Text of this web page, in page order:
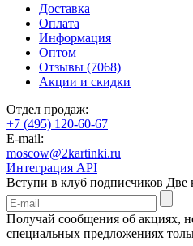
Доставка
Оплата
Информация
Оптом
Отзывы (7068)
Акции и скидки
Отдел продаж:
+7 (495) 120-60-67
E-mail:
moscow@2kartinki.ru
Интеграция API
Вступи в клуб подписчиков Две
Получай сообщения об акциях,
специальных предложениях